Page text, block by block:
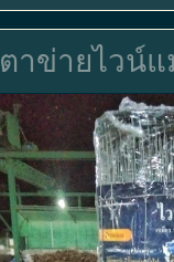
ตาข่ายไวน์แ